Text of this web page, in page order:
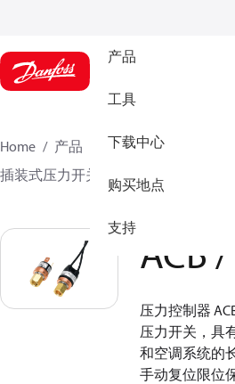
产品
工具
下载中心
购买地点
支持
Home 产品 气候方案事业部制冷
插装式压力开关
ACB / CCB
ACB
压力控制器
压力开关，具
和空调系统的
手动复位限位